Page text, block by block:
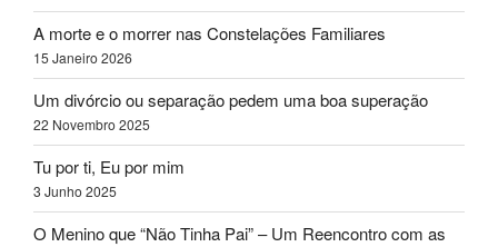
A morte e o morrer nas Constelações Familiares
15 Janeiro 2026
Um divórcio ou separação pedem uma boa superação
22 Novembro 2025
Tu por ti, Eu por mim
3 Junho 2025
O Menino que “Não Tinha Pai” – Um Reencontro com as